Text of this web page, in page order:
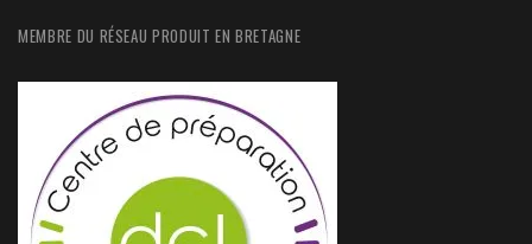
MEMBRE DU RÉSEAU PRODUIT EN BRETAGNE